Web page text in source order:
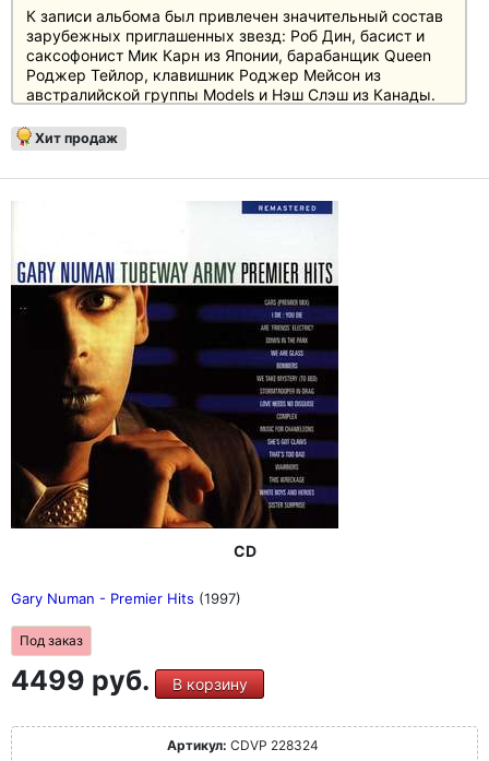
К записи альбома был привлечен значительный состав
зарубежных приглашенных звезд: Роб Дин, басист и
саксофонист Мик Карн из Японии, барабанщик Queen
Роджер Тейлор, клавишник Роджер Мейсон из
австралийской группы Models и Нэш Слэш из Канады.
Первоначально "Dance" был выпущен в виде простой
пластинки, что при продолжительности звучания 50
песни были разделены на два LP. Издание дополнено
Хит продаж
CD
Gary Numan - Premier Hits (1997)
Под заказ
4499 руб. В корзину
Артикул: CDVP 228324